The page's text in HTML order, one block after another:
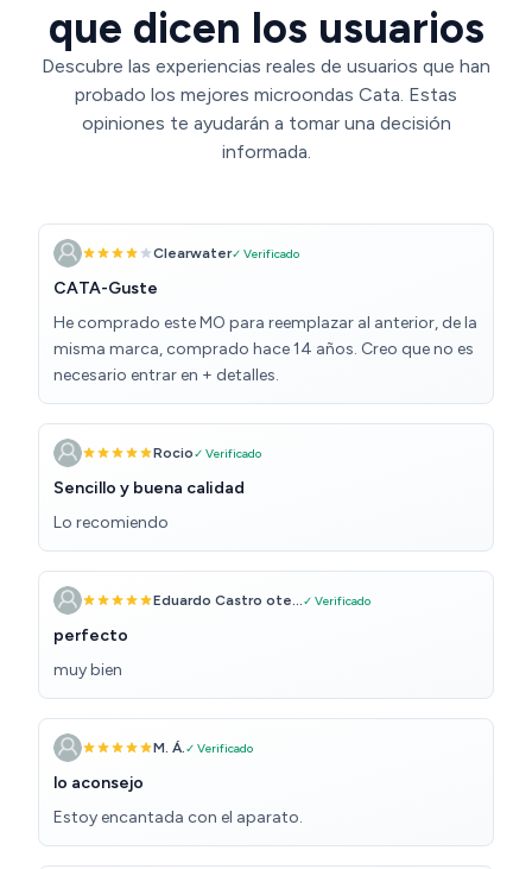
que dicen los usuarios
Descubre las experiencias reales de usuarios que han
probado los mejores microondas Cata. Estas
opiniones te ayudarán a tomar una decisión
informada.
Clearwater✓ Verificado
CATA-Guste
He comprado este MO para reemplazar al anterior, de la
misma marca, comprado hace 14 años. Creo que no es
necesario entrar en + detalles.
Rocio✓ Verificado
Sencillo y buena calidad
Lo recomiendo
Eduardo Castro ote...✓ Verificado
perfecto
muy bien
M. Á.✓ Verificado
lo aconsejo
Estoy encantada con el aparato.